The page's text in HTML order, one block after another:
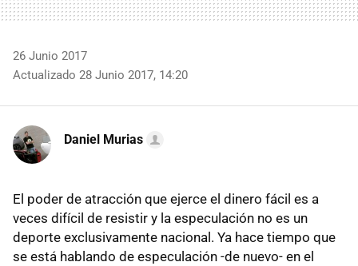
26 Junio 2017
Actualizado 28 Junio 2017, 14:20
Daniel Murias
El poder de atracción que ejerce el dinero fácil es a
veces difícil de resistir y la especulación no es un
deporte exclusivamente nacional. Ya hace tiempo que
se está hablando de especulación -de nuevo- en el